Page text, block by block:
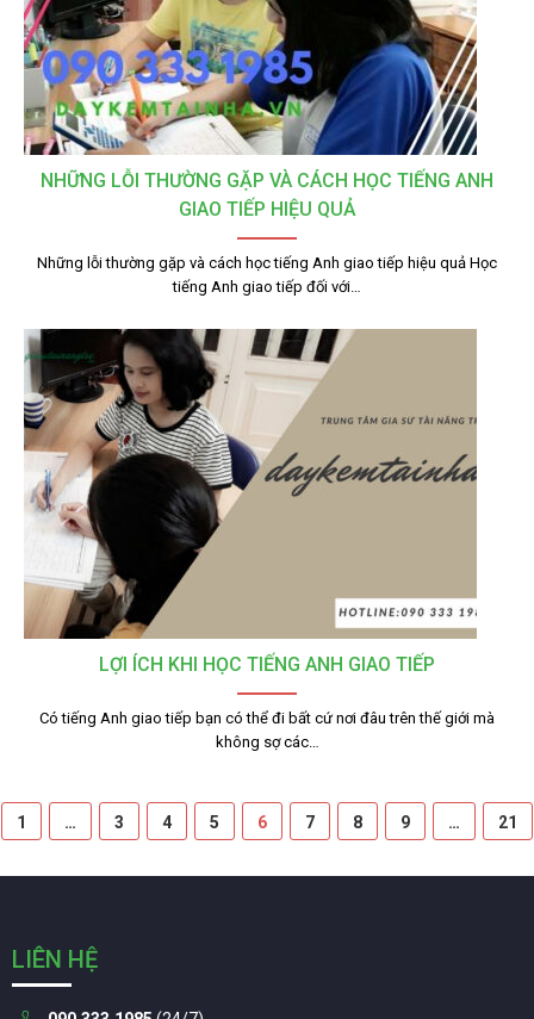
NHỮNG LỖI THƯỜNG GẶP VÀ CÁCH HỌC TIẾNG ANH
GIAO TIẾP HIỆU QUẢ
Những lỗi thường gặp và cách học tiếng Anh giao tiếp hiệu quả Học
tiếng Anh giao tiếp đối với…
LỢI ÍCH KHI HỌC TIẾNG ANH GIAO TIẾP
Có tiếng Anh giao tiếp bạn có thể đi bất cứ nơi đâu trên thế giới mà
không sợ các…
1 … 3 4 5 6 7 8 9 … 21
LIÊN HỆ